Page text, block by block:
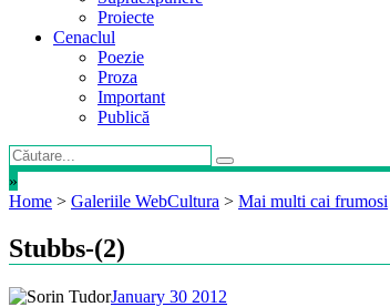
Proiecte
Cenaclul
Poezie
Proza
Important
Publică
»
Home > Galeriile WebCultura > Mai multi cai frumosi
Stubbs-(2)
January 30 2012